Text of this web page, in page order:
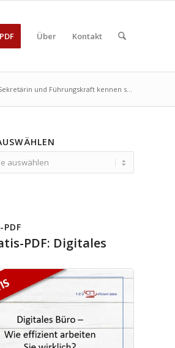
Über Kontakt
und Führungskraft kennen s...
PDF
PDF: Digitales